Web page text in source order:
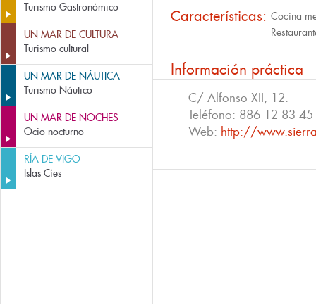
Turismo Gastronómico
UN MAR DE CULTURA
Turismo cultural
UN MAR DE NÁUTICA
Turismo Náutico
UN MAR DE NOCHES
Ocio nocturno
RÍA DE VIGO
Islas Cíes
Características: Cocina
Información práctica
C/ Alfonso XII, 12.
Teléfono: 886 12 83 45
Web: http://